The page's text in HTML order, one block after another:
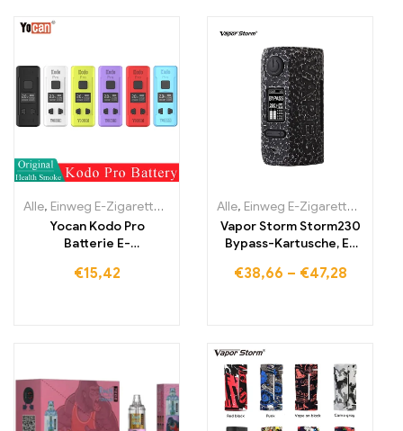
Alle, Einweg E-Zigaretten Einweg-E-Zigaretten Litauen,Einweg-
Yocan Kodo Pro
Batterie E-
€15,42
Alle, Einweg E-Zigaretten
Vapor Storm Storm230
Bypass-Kartusche, E-
€38,66 – €47,28